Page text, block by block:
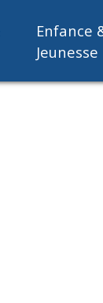
Enfance
Jeunesse